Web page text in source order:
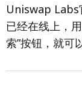
Uniswap
已经在线上，
索”按钮，就可